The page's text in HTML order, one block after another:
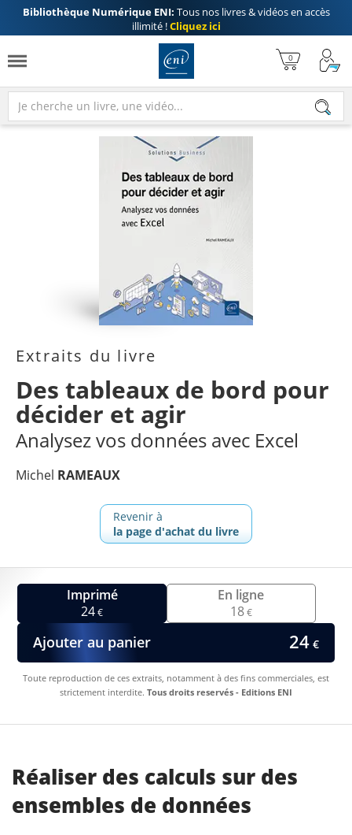
Bibliothèque Numérique ENI: Tous nos livres & vidéos en accès
illimité !Cliquez ici
Extraits du livre
Des tableaux de bord pour
décider et agir
Analysez vos données avec Excel
Michel RAMEAUX
Revenir à
la page d'achat du livre
Imprimé
24€
En ligne
18€
Ajouter au panier 24€
Toute reproduction de ces extraits, notamment à des fins commerciales, est
strictement interdite. Tous droits reservés - Editions ENI
Réaliser des calculs sur des
ensembles de données